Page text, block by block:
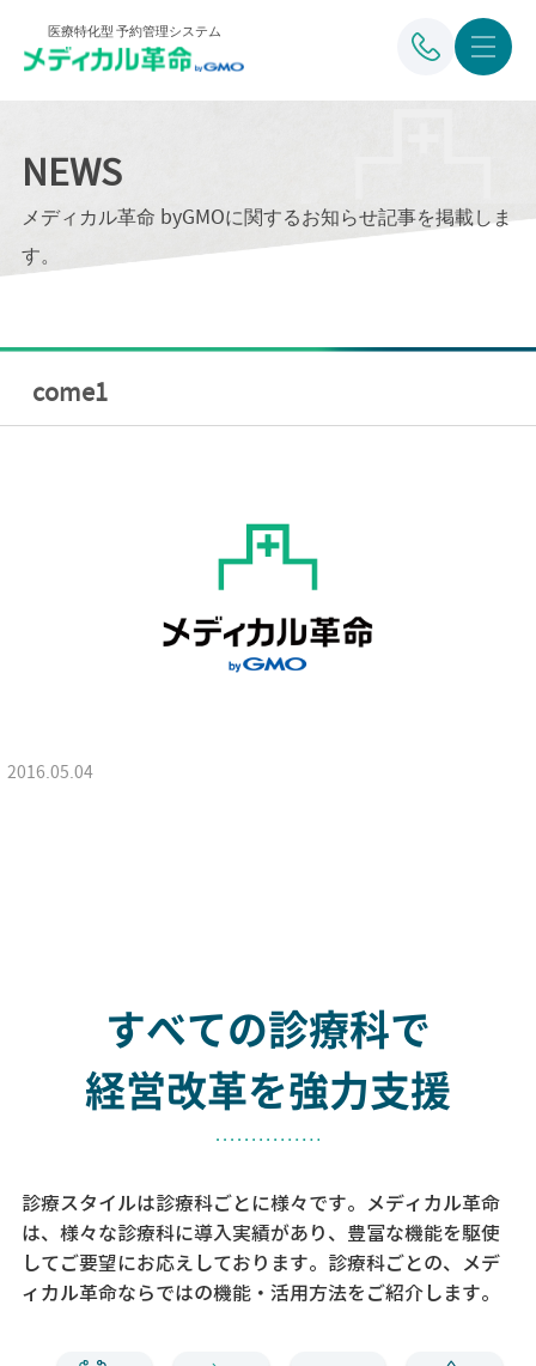
医療特化型 予約管理システム
NEWS
メディカル革命 byGMOに関するお知らせ記事を掲載しま
す。
come1
2016.05.04
すべての診療科で
経営改革を強力支援
診療スタイルは診療科ごとに様々です。メディカル革命
は、様々な診療科に導入実績があり、 豊富な機能を駆使
してご要望にお応えしております。 診療科ごとの、メデ
ィカル革命ならではの機能・活用方法をご紹介します。